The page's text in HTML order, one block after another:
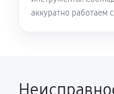
аккуратно работаем